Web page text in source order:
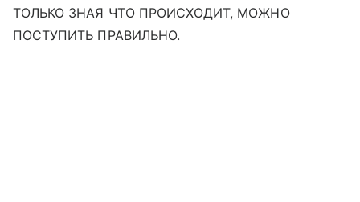
ТОЛЬКО ЗНАЯ ЧТО ПРОИСХОДИТ, МОЖНО
ПОСТУПИТЬ ПРАВИЛЬНО.